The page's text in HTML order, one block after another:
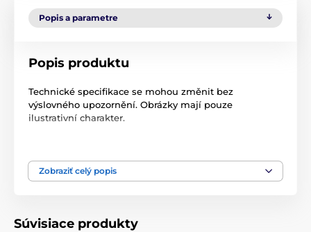
Popis a parametre
Popis produktu
Technické specifikace se mohou změnit bez
výslovného upozornění. Obrázky mají pouze
ilustrativní charakter.
ilustračný charakter.
Zobraziť celý popis
Súvisiace produkty